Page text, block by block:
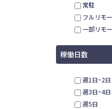
常駐
フルリモ
一部リモ
稼働日数
週1日~2日
週3日~4日
週5日